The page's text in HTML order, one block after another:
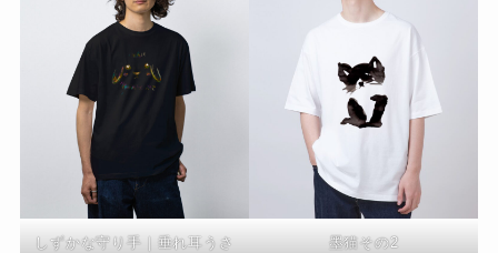
しずかな守り手｜垂れ耳うさ
墨猫その2